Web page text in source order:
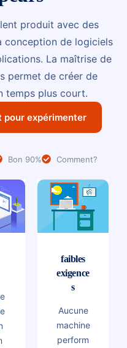
produit avec des
conception de logiciels
La maîtrise de
permet de créer de
temps plus court.
pour expérimenter
Bon 90% Comment?
faibles
exigence
s
Aucune
machine
perform